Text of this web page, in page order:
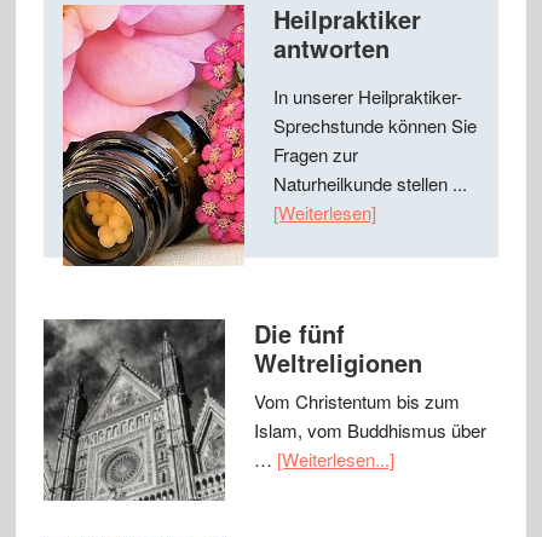
Heilpraktiker
antworten
In unserer Heilpraktiker-
Sprechstunde können Sie
Fragen zur
Naturheilkunde stellen ...
[Weiterlesen]
Die fünf
Weltreligionen
Vom Christentum bis zum
Islam, vom Buddhismus über
… [Weiterlesen...]